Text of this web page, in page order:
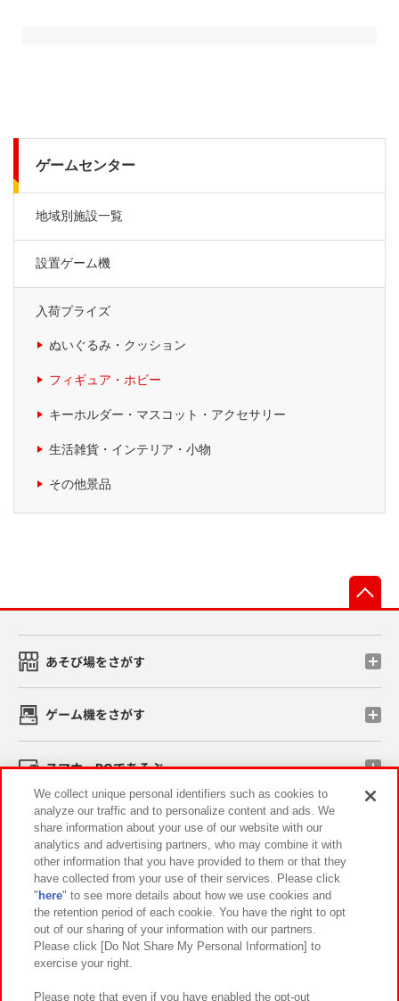
ゲームセンター
地域別施設一覧
設置ゲーム機
入荷プライズ
ぬいぐるみ・クッション
フィギュア・ホビー
キーホルダー・マスコット・アクセサリー
生活雑貨・インテリア・小物
その他景品
あそび場をさがす
ゲーム機をさがす
スマホ・PCであそぶ
イベント・キャンペーン
関連会社 サステナビリティ サイトポリシー
プライバシーポリシー ウェブアクセシビリティ方針と検証結果
お取引先さまとともに
カスタマーハラスメント対応方針 よくあるご質問・お問い合わせ
We collect unique personal identifiers such as cookies to
analyze our traffic and to personalize content and ads. We
share information about your use of our website with our
analytics and advertising partners, who may combine it with
other information that you have provided to them or that they
have collected from your use of their services. Please click
" here" to see more details about how we use cookies and
the retention period of each cookie. You have the right to opt
out of our sharing of your information with our partners.
Please click [Do Not Share My Personal Information] to
exercise your right.
Please note that even if you have enabled the opt-out